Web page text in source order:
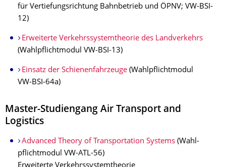
für Vertiefungsrichtung Bahnbetrieb und ÖPNV; VW-BSI-
12)
Erweiterte Verkehrssystemtheorie des Landverkehrs
(Wahl­pflichtmodul VW‑BSI‑13)
Einsatz der Schienenfahrzeuge(Wahl­pflichtmodul
VW‑BSI‑64a)
Master-Studiengang Air Transport and
Logistics
Advanced Theory of Transportation Systems(Wahl­
pflichtmodul VW-ATL-56)